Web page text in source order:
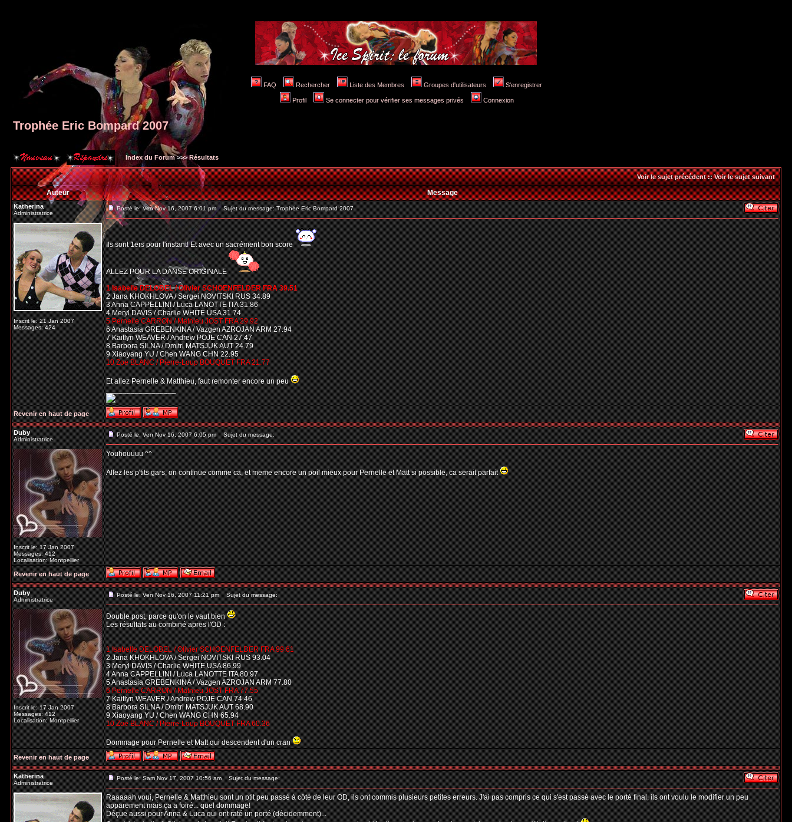
FAQ Rechercher Liste des Membres Groupes d'utilisateurs S'enregistrer
Profil Se connecter pour vérifier ses messages privés Connexion
Trophée Eric Bompard 2007
Index du Forum>>>Résultats
Voir le sujet précédent::Voir le sujet suivant
Auteur Message
Katherina
Administratrice
Inscrit le: 21 Jan 2007
Messages: 424
Posté le: Ven Nov 16, 2007 6:01 pm Sujet du message: Trophée Eric Bompard 2007
Ils sont 1ers pour l'instant! Et avec un sacrément bon score
ALLEZ POUR LA DANSE ORIGINALE
1 Isabelle DELOBEL / Olivier SCHOENFELDER FRA 39.51
2 Jana KHOKHLOVA / Sergei NOVITSKI RUS 34.89
3 Anna CAPPELLINI / Luca LANOTTE ITA 31.86
4 Meryl DAVIS / Charlie WHITE USA 31.74
5 Pernelle CARRON / Mathieu JOST FRA 29.92
6 Anastasia GREBENKINA / Vazgen AZROJAN ARM 27.94
7 Kaitlyn WEAVER / Andrew POJE CAN 27.47
8 Barbora SILNA / Dmitri MATSJUK AUT 24.79
9 Xiaoyang YU / Chen WANG CHN 22.95
10 Zoe BLANC / Pierre-Loup BOUQUET FRA 21.77
Et allez Pernelle & Matthieu, faut remonter encore un peu
_________________
Revenir en haut de page
Duby
Administratrice
Inscrit le: 17 Jan 2007
Messages: 412
Localisation: Montpellier
Posté le: Ven Nov 16, 2007 6:05 pm Sujet du message:
Youhouuuu ^^
Allez les p'tits gars, on continue comme ca, et meme encore un poil mieux pour Pernelle et Matt si possible, ca serait parfait
Revenir en haut de page
Duby
Administratrice
Inscrit le: 17 Jan 2007
Messages: 412
Localisation: Montpellier
Posté le: Ven Nov 16, 2007 11:21 pm Sujet du message:
Double post, parce qu'on le vaut bien
Les résultats au combiné apres l'OD :
1 Isabelle DELOBEL / Olivier SCHOENFELDER FRA 99.61
2 Jana KHOKHLOVA / Sergei NOVITSKI RUS 93.04
3 Meryl DAVIS / Charlie WHITE USA 86.99
4 Anna CAPPELLINI / Luca LANOTTE ITA 80.97
5 Anastasia GREBENKINA / Vazgen AZROJAN ARM 77.80
6 Pernelle CARRON / Mathieu JOST FRA 77.55
7 Kaitlyn WEAVER / Andrew POJE CAN 74.46
8 Barbora SILNA / Dmitri MATSJUK AUT 68.90
9 Xiaoyang YU / Chen WANG CHN 65.94
10 Zoe BLANC / Pierre-Loup BOUQUET FRA 60.36
Dommage pour Pernelle et Matt qui descendent d'un cran
Revenir en haut de page
Katherina
Administratrice
Posté le: Sam Nov 17, 2007 10:56 am Sujet du message:
Raaaaah voui, Pernelle & Matthieu sont un ptit peu passé à côté de leur OD, ils ont commis plusieurs petites erreurs. J'ai pas compris ce qui s'est passé avec le porté final, ils ont voulu le modifier un peu
apparement mais ça a foiré... quel dommage!
Déçue aussi pour Anna & Luca qui ont raté un porté (décidemment)...